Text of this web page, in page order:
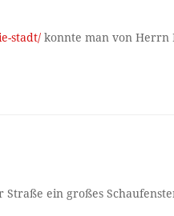
stadt/ konnte man von Herrn
ein großes